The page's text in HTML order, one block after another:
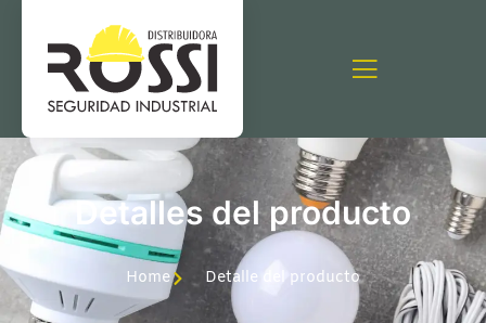
Detalles del producto
Home Detalle del producto